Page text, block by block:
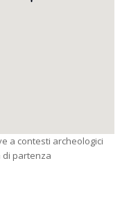
a contesti archeologici
di partenza